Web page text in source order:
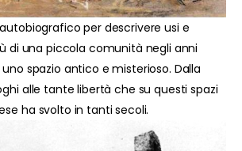
per descrivere usi e
di una piccola comunità negli anni
spazio antico e misterioso. Dalla
alle tante libertà che su questi spazi
ha svolto in tanti secoli.